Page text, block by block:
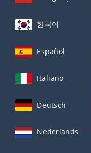
한국어
Español
Italiano
Deutsch
Nederlands